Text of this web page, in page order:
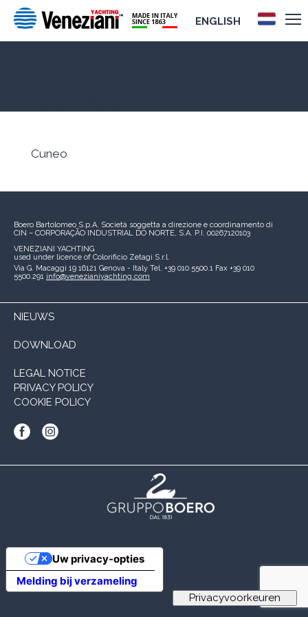
ENGLISH
Cuneo
Boero Bartolomeo S.p.A. Società soggetta a direzione e coordinamento di
CIN – CORPORAÇÃO INDUSTRIAL DO NORTE, S.A. P.I. 00267120103
VENEZIANI YACHTING
used under licence of Colorificio Zetagi S.r.l.
Via G. Macaggi 19 16121 Genova - Italy Tel. +39 010 5500.1 Fax +39 010
5500.291 info@venezianiyachting.com
NIEUWS
DOWNLOAD
LEGAL NOTICE
PRIVACY POLICY
COOKIE POLICY
Melding bij verzameling
Uw privacy-opties